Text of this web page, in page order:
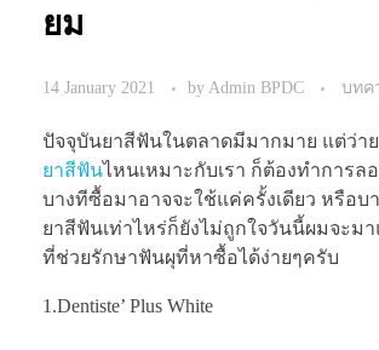
ยม
14 January 2021 by Admin BPDC บทค
ปัจจุบันยาสีฟันในตลาดมีมากมาย แต่ว่า
ยาสีฟันไหนเหมาะกับเรา ก็ต้องทำการลอ
บางทีซื้อมาอาจจะใช้แค่ครั้งเดียว หรือบ
ยาสีฟันเท่าไหร่ก็ยังไม่ถูกใจวันนี้ผมจะม
ที่ช่วยรักษาฟันผุที่หาซื้อได้ง่ายๆครับ
1.Dentiste’ Plus White